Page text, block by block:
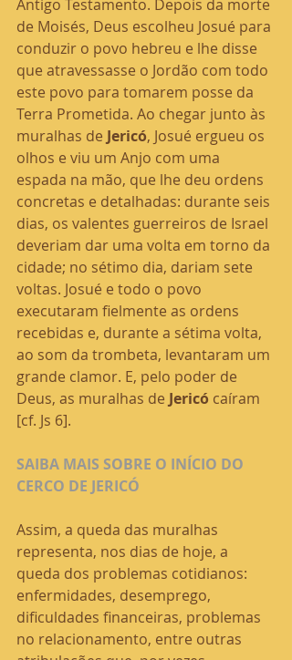
Antigo Testamento. Depois da morte
de Moisés, Deus escolheu Josué para
conduzir o povo hebreu e lhe disse
que atravessasse o Jordão com todo
este povo para tomarem posse da
Terra Prometida. Ao chegar junto às
muralhas de Jericó, Josué ergueu os
olhos e viu um Anjo com uma
espada na mão, que lhe deu ordens
concretas e detalhadas: durante seis
dias, os valentes guerreiros de Israel
deveriam dar uma volta em torno da
cidade; no sétimo dia, dariam sete
voltas. Josué e todo o povo
executaram fielmente as ordens
recebidas e, durante a sétima volta,
ao som da trombeta, levantaram um
grande clamor. E, pelo poder de
Deus, as muralhas de Jericó caíram
[cf. Js 6].
SAIBA MAIS SOBRE O INÍCIO DO
CERCO DE JERICÓ
Assim, a queda das muralhas
representa, nos dias de hoje, a
queda dos problemas cotidianos:
enfermidades, desemprego,
dificuldades financeiras, problemas
no relacionamento, entre outras